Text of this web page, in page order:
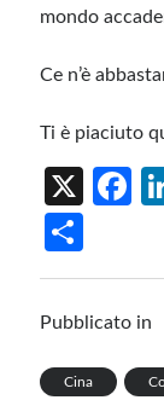
mondo
Ce n’è
Ti è piaciuto
X
o
k
h
ar
Pubblicato in
Cina